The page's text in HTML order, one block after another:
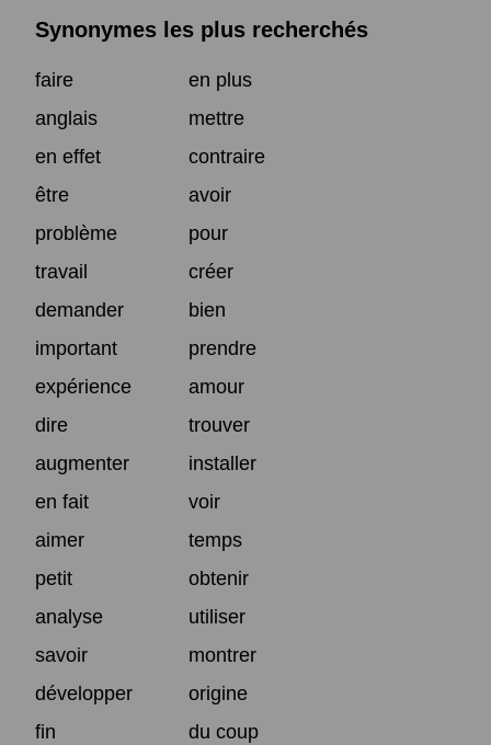
Synonymes les plus recherchés
faire
en plus
anglais
mettre
en effet
contraire
être
avoir
problème
pour
travail
créer
demander
bien
important
prendre
expérience
amour
dire
trouver
augmenter
installer
en fait
voir
aimer
temps
petit
obtenir
analyse
utiliser
savoir
montrer
développer
origine
fin
du coup